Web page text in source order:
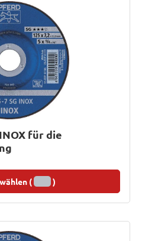
für die
( )